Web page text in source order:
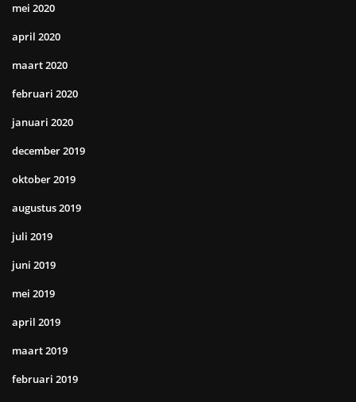
mei 2020
april 2020
maart 2020
februari 2020
januari 2020
december 2019
oktober 2019
augustus 2019
juli 2019
juni 2019
mei 2019
april 2019
maart 2019
februari 2019